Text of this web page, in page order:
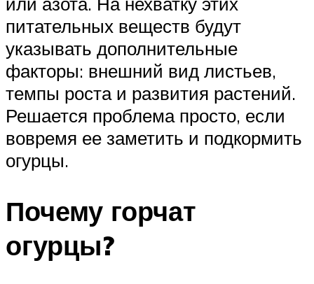
питательных веществ будут
указывать дополнительные
факторы: внешний вид листьев,
темпы роста и развития растений.
Решается проблема просто, если
вовремя ее заметить и подкормить
огурцы.
Почему горчат
огурцы?